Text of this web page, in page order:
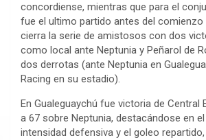
concordiense, mientras que para el
fue el ultimo partido antes del comienzo
cierra la serie de amistosos con dos
como local ante Neptunia y Peñarol de
dos derrotas (ante Neptunia en
Racing en su estadio).
En Gualeguaychú fue victoria de Central
a 67 sobre Neptunia, destacándose en
intensidad defensiva y el goleo